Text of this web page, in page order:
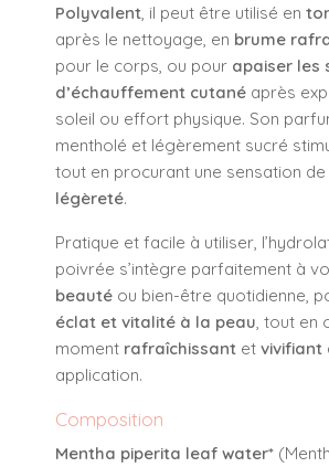
Polyvalent, il peut être utilisé en
après le nettoyage, en brume
pour le corps, ou pour apaiser les
d’échauffement cutané après
soleil ou effort physique. Son
mentholé et légèrement sucré
tout en procurant une sensation de
légèreté.
Pratique et facile à utiliser,
poivrée s’intègre parfaitement à
beauté ou bien-être quotidienne,
éclat et vitalité à la peau, tout en
moment rafraîchissant et vivifiant
application.
Composition
Mentha piperita leaf water*